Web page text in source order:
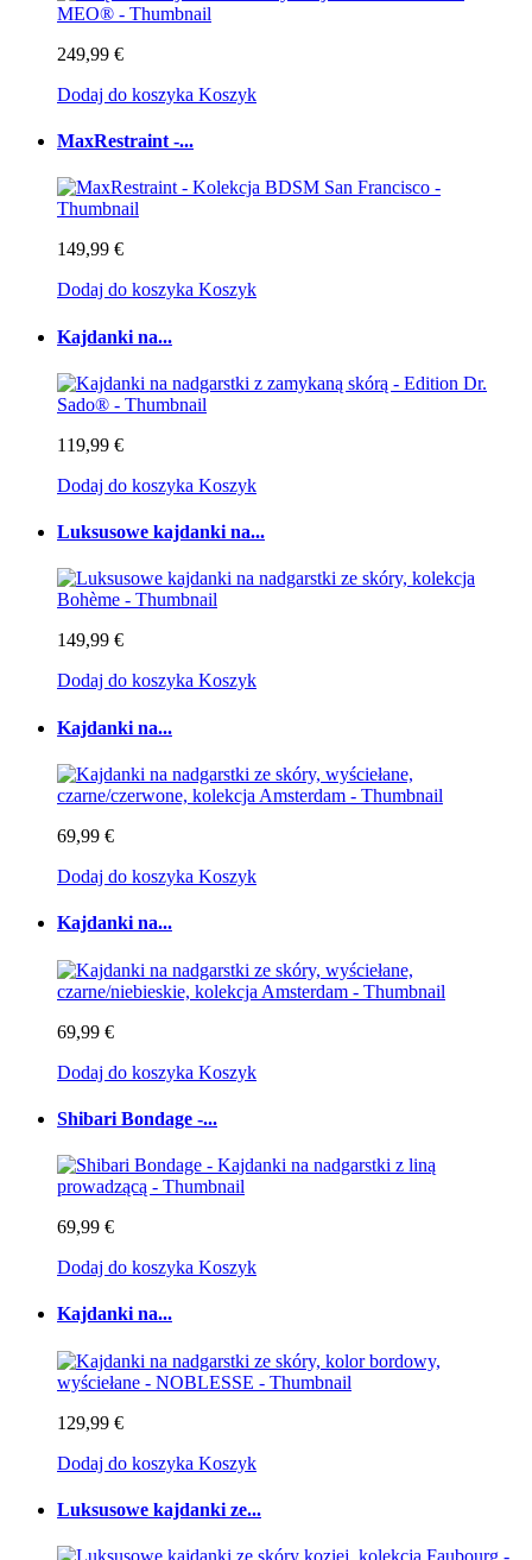
249,99 €
Dodaj do koszyka Koszyk
MaxRestraint -...
149,99 €
Dodaj do koszyka Koszyk
Kajdanki na...
119,99 €
Dodaj do koszyka Koszyk
Luksusowe kajdanki na...
149,99 €
Dodaj do koszyka Koszyk
Kajdanki na...
69,99 €
Dodaj do koszyka Koszyk
Kajdanki na...
69,99 €
Dodaj do koszyka Koszyk
Shibari Bondage -...
69,99 €
Dodaj do koszyka Koszyk
Kajdanki na...
129,99 €
Dodaj do koszyka Koszyk
Luksusowe kajdanki ze...